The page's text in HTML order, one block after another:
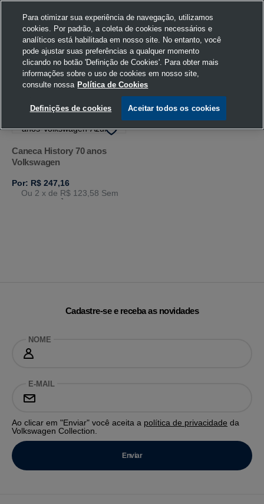
Home Volkswagen Casa e Decoração Caneca 400 ML
FILTRAR Ordenar por
Caneca History 70 anos
Volkswagen
Por: R$ 247,16
Ou 2 x de R$ 123,58 Sem
Juros
Cadastre-se e receba as novidades
NOME
E-MAIL
Ao clicar em "Enviar" você aceita a política de privacidade da
Volkswagen Collection.
Para otimizar sua experiência de navegação, utilizamos
cookies. Por padrão, a coleta de cookies necessários e
analíticos está habilitada em nosso site. No entanto, você
pode ajustar suas preferências a qualquer momento
clicando no botão 'Definição de Cookies'. Para obter mais
informações sobre o uso de cookies em nosso site,
consulte nossa Política de Cookies
Definições de cookies Aceitar todos os cookies